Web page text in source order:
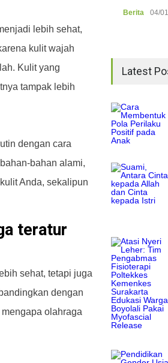
lebih sehat,
kulit wajah
Kulit yang
tampak lebih
dengan cara
bahan alami,
Anda, sekalipun
teratur
sehat, tetapi juga
dengan
olahraga
Berita 04/
Latest